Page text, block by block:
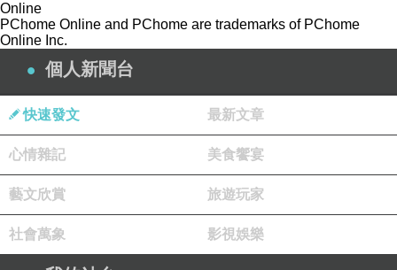
商品功能:
角鯊精純液 30ml：
二代角鯊，萃取提升、吸收效果更加倍（臉部、
全身）。
純淨涓泡石皂＊2：
高濃度角鯊，敏感肌、孕婦、嬰兒皆可安心使用
Online
PChome Online and PChome are trademarks of PChome
Online Inc.
個人新聞台
快速發文 最新文章
心情雜記 美食饗宴
藝文欣賞 旅遊玩家
社會萬象 影視娛樂